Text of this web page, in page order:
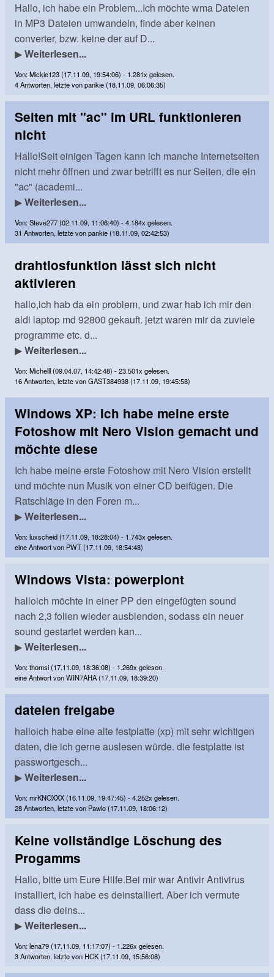
Hallo, ich habe ein Problem...Ich möchte wma Dateien
in MP3 Dateien umwandeln, finde aber keinen
converter, bzw. keine der auf D...
▶Weiterlesen...
Von: Mickie123 (17.11.09, 19:54:06) - 1.281x gelesen.
4 Antworten, letzte von pankie (18.11.09, 06:06:35)
Seiten mit "ac" im URL funktionieren
nicht
Hallo!Seit einigen Tagen kann ich manche Internetseiten
nicht mehr öffnen und zwar betrifft es nur Seiten, die ein
"ac" (academi...
▶Weiterlesen...
Von: Steve277 (02.11.09, 11:06:40) - 4.184x gelesen.
31 Antworten, letzte von pankie (18.11.09, 02:42:53)
drahtlosfunktion lässt sich nicht
aktivieren
hallo,ich hab da ein problem, und zwar hab ich mir den
aldi laptop md 92800 gekauft. jetzt waren mir da zuviele
programme etc. d...
▶Weiterlesen...
Von: Michelll (09.04.07, 14:42:48) - 23.501x gelesen.
16 Antworten, letzte von GAST384938 (17.11.09, 19:45:58)
Windows XP: Ich habe meine erste
Fotoshow mit Nero Vision gemacht und
möchte diese
Ich habe meine erste Fotoshow mit Nero Vision erstellt
und möchte nun Musik von einer CD beifügen. Die
Ratschläge in den Foren m...
▶Weiterlesen...
Von: luxscheid (17.11.09, 18:28:04) - 1.743x gelesen.
eine Antwort von PWT (17.11.09, 18:54:48)
Windows Vista: powerpiont
halloich möchte in einer PP den eingefügten sound
nach 2,3 folien wieder ausblenden, sodass ein neuer
sound gestartet werden kan...
▶Weiterlesen...
Von: thomsi (17.11.09, 18:36:08) - 1.269x gelesen.
eine Antwort von WIN7AHA (17.11.09, 18:39:20)
dateien freigabe
halloich habe eine alte festplatte (xp) mit sehr wichtigen
daten, die ich gerne auslesen würde. die festplatte ist
passwortgesch...
▶Weiterlesen...
Von: mrKNOXXX (16.11.09, 19:47:45) - 4.252x gelesen.
28 Antworten, letzte von Pawlo (17.11.09, 18:06:12)
Keine vollständige Löschung des
Progamms
Hallo, bitte um Eure Hilfe.Bei mir war Antivir Antivirus
installiert, ich habe es deinstalliert. Aber ich vermute
dass die deins...
▶Weiterlesen...
Von: lena79 (17.11.09, 11:17:07) - 1.226x gelesen.
3 Antworten, letzte von HCK (17.11.09, 15:56:08)